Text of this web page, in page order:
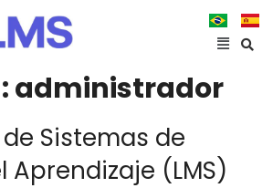
administrador
Sistemas de
Aprendizaje (LMS)